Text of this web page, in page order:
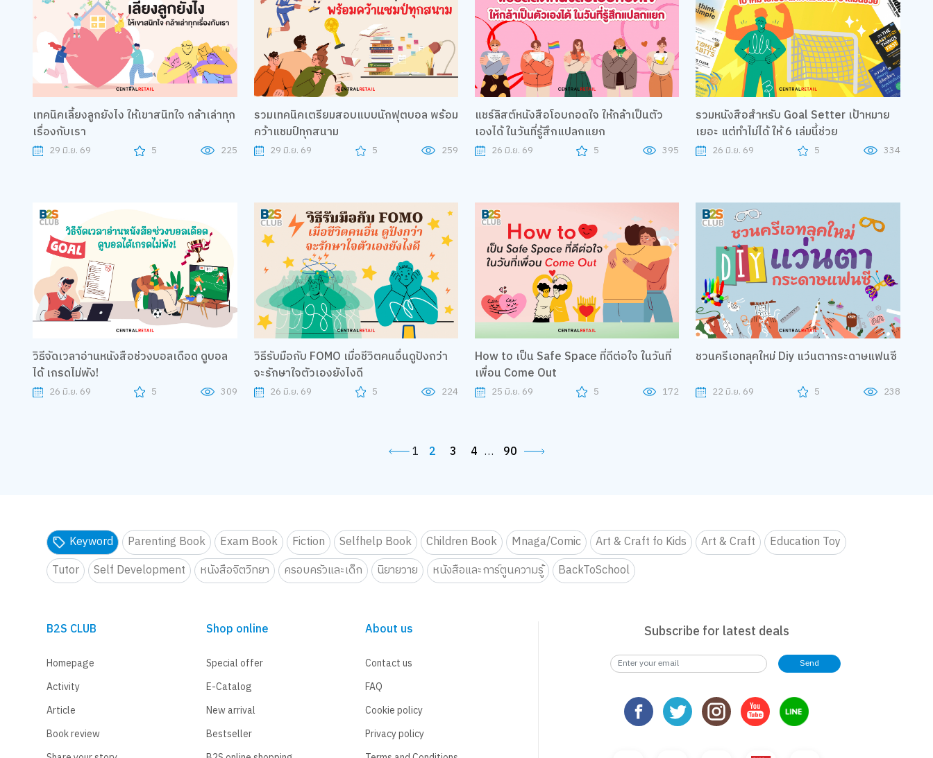
เทคนิคเลี้ยงลูกยังไง ให้เขาสนิทใจ กล้าเล่าทุก
เรื่องกับเรา
29 มิ.ย. 69 5 225
รวมเทคนิคเตรียมสอบแบบนักฟุตบอล พร้อม
คว้าแชมป์ทุกสนาม
29 มิ.ย. 69 5 259
แชร์ลิสต์หนังสือโอบกอดใจ ให้กล้าเป็นตัว
เองได้ ในวันที่รู้สึกแปลกแยก
26 มิ.ย. 69 5 395
รวมหนังสือสำหรับ Goal Setter เป้าหมาย
เยอะ แต่ทำไม่ได้ ให้ 6 เล่มนี้ช่วย
26 มิ.ย. 69 5 334
วิธีจัดเวลาอ่านหนังสือช่วงบอลเดือด ดูบอล
ได้ เกรดไม่พัง!
26 มิ.ย. 69 5 309
วิธีรับมือกับ FOMO เมื่อชีวิตคนอื่นดูปังกว่า
จะรักษาใจตัวเองยังไงดี
26 มิ.ย. 69 5 224
How to เป็น Safe Space ที่ดีต่อใจ ในวันที่
เพื่อน Come Out
25 มิ.ย. 69 5 172
ชวนครีเอทลุคใหม่ Diy แว่นตากระดาษแฟนซี
22 มิ.ย. 69 5 238
1 2 3 4 … 90
Keyword Parenting Book Exam Book Fiction Selfhelp Book Children Book Mnaga/Comic Art & Craft fo Kids Art & Craft
Education Toy
Tutor
Self Development หนังสือจิตวิทยา ครอบครัวและเด็ก นิยายวาย หนังสือและการ์ตูนความรู้ BackToSchool
B2S CLUB
Homepage
Activity
Article
Book review
Shop online
Special offer
E-Catalog
New arrival
Bestseller
About us
Contact us
FAQ
Cookie policy
Privacy policy
Subscribe for latest deals
Send